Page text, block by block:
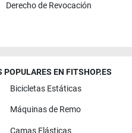
Derecho de Revocación
EN FITSHOP.ES
Bicicletas Estáticas
Máquinas de Remo
Camas Elásticas